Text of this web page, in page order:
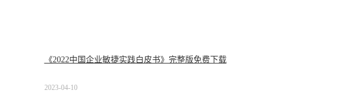
《2022中国企业敏捷实践白皮书》完整版免费下载
2023-04-10